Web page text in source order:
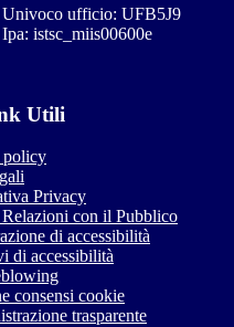
Univoco ufficio: UFB5J9
istsc_miis00600e
Utili
policy
Privacy
con il Pubblico
di accessibilità
di accessibilità
consensi cookie
trasparente